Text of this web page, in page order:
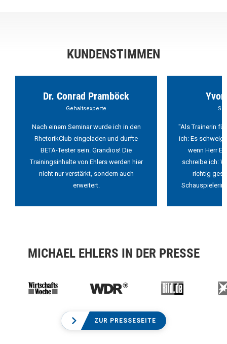
KUNDENSTIMMEN
Dr. Conrad Pramböck
Gehaltsexperte
Nach einem Seminar wurde ich in den
RhetorikClub eingeladen und durfte
BETA-Tester sein. Grandios! Die
Trainingsinhalte von Ehlers werden hier
nicht nur verstärkt, sondern auch
erweitert.
"Als Trainerin
ich: Es
wenn Herr
schreibe ich:
richtig
Schauspielerin
MICHAEL EHLERS IN DER PRESSE
ZUR PRESSESEITE